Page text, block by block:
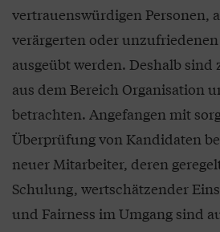
vertrauenswürdigen Personen,
verärgerten oder
ausgeübt werden. Deshalb sind
aus dem Bereich Organisation
betrachten. Angefangen mit
Überprüfung von Kandidaten
neuer Mitarbeiter, deren
Schulung, wertschätzender
und Fairness im Umgang sind